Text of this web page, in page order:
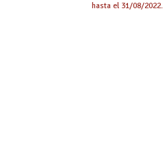
hasta el 31/08/2022.